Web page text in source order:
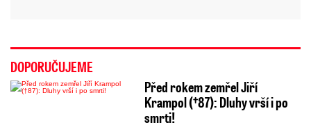
DOPORUČUJEME
Před rokem zemřel Jiří
Krampol (†87): Dluhy vrší i po
smrti!